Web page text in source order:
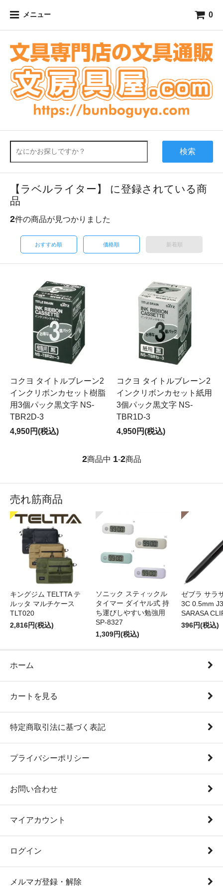
メニュー 0
検索
【ラベルライター】 に登録されている商
品
2件の商品が見つかりました
おすすめ順 価格順 新着順
コクヨ タイトルブレーン2
インクリボンカセット樹脂
用3個パック黒文字 NS-
TBR2D-3
4,950円(税込)
コクヨ タイトルブレーン2
インクリボンカセット紙用
3個パック黒文字 NS-
TBR1D-3
4,950円(税込)
2商品中 1-2商品
売れ筋商品
キングジム TELTTA テ
ルッタ マルチケース
TLT020
2,816円(税込)
ソニック スティックル
タイマー ダイヤル式 持
ち運びしやすい勉強用
SP-8327
1,309円(税込)
ゼブラ サラ
3C 0.5mm
SARASA
396円(税込)
ホーム
カートを見る
特定商取引法に基づく表記
プライバシーポリシー
お問い合わせ
マイアカウント
ログイン
メルマガ登録・解除